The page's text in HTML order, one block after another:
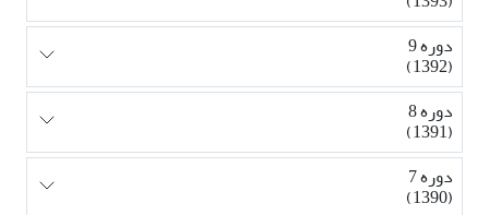
دوره 9
(1392)
دوره 8
(1391)
دوره 7
(1390)